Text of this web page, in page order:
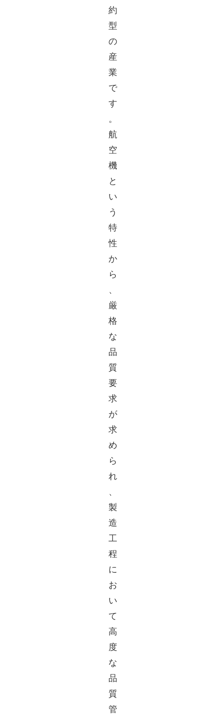
約
型
の
産
業
で
す
。
航
空
機
と
い
う
特
性
か
ら
、
厳
格
な
品
質
要
求
が
求
め
ら
れ
、
製
造
工
程
に
お
い
て
高
度
な
品
質
管